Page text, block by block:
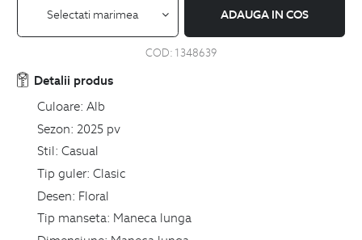
Selectati marimea ADAUGA IN COS
COD: 1348639
Detalii produs
Culoare: Alb
Sezon: 2025 pv
Stil: Casual
Tip guler: Clasic
Desen: Floral
Tip manseta: Maneca lunga